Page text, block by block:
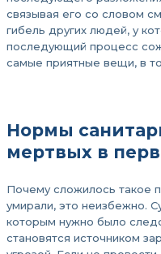
связывая его со словом
гибель других людей, у
последующий процесс
самые приятные вещи, в
Нормы
мертвых в
Почему сложилось такое
умирали, это неизбежно.
которым нужно было
становятся источником